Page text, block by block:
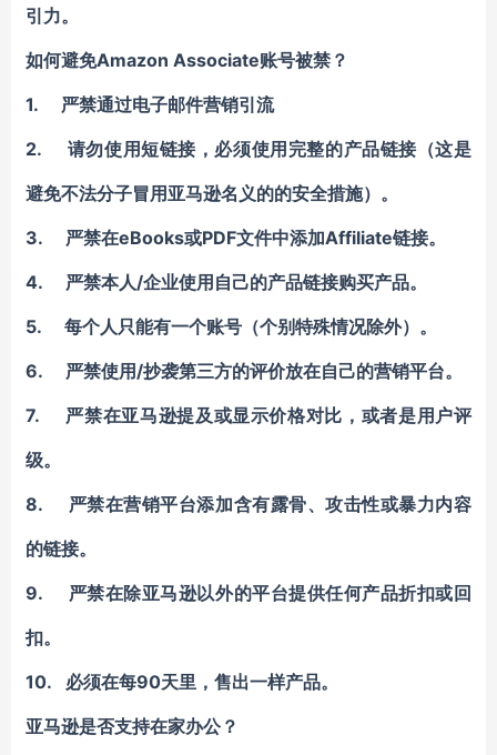
引力。
如何避免Amazon Associate账号被禁？
1. 严禁通过电子邮件营销引流
2. 请勿使用短链接，必须使用完整的产品链接（这是
避免不法分子冒用亚马逊名义的的安全措施）。
3. 严禁在eBooks或PDF文件中添加Affiliate链接。
4. 严禁本人/企业使用自己的产品链接购买产品。
5. 每个人只能有一个账号（个别特殊情况除外）。
6. 严禁使用/抄袭第三方的评价放在自己的营销平台。
7. 严禁在亚马逊提及或显示价格对比，或者是用户评
级。
8. 严禁在营销平台添加含有露骨、攻击性或暴力内容
的链接。
9. 严禁在除亚马逊以外的平台提供任何产品折扣或回
扣。
10. 必须在每90天里，售出一样产品。
亚马逊是否支持在家办公？